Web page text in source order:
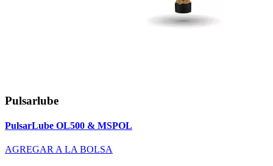
Pulsarlube
PulsarLube OL500 & MSPOL
AGREGAR A LA BOLSA